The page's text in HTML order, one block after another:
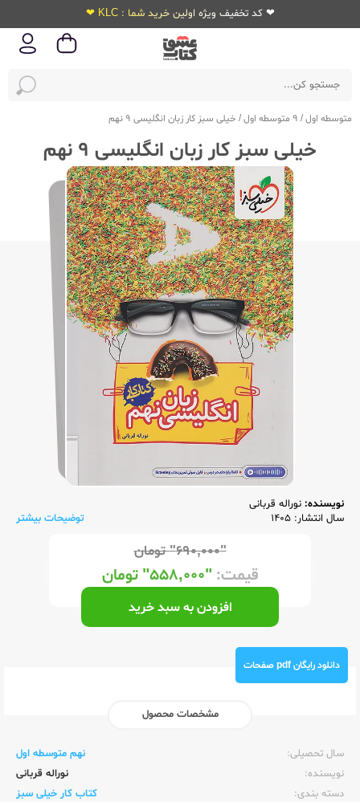
❤ کد تخفیف ویژه اولین خرید شما : KLC ❤
متوسطه اول/ 9 متوسطه اول / خیلی سبز کار زبان انگلیسی 9 نهم
خیلی سبز کار زبان انگلیسی 9 نهم
نویسنده: نوراله قربانی
سال انتشار: 1405
توضیحات بیشتر
"۶۹۰,۰۰۰" تومان
قیمت:"۵۵۸,۰۰۰" تومان
افزودن به سبد خرید
دانلود رایگان pdf صفحات
مشخصات محصول
سال تحصیلی:‌
نهم متوسطه اول
نویسنده:‌
نوراله قربانی
دسته بندی:
کتاب کار خیلی سبز